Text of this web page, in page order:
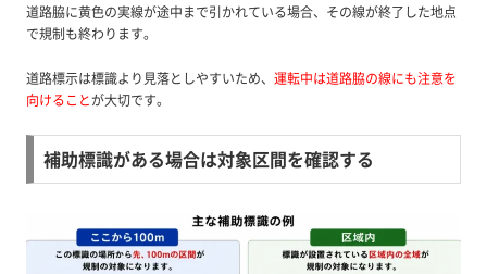
道路脇に黄色の実線が途中まで引かれている場合、その線が終了した地点
で規制も終わります。
道路標示は標識より見落としやすいため、 運転中は道路脇の線にも注意を
向けることが大切です。
補助標識がある場合は対象区間を確認する